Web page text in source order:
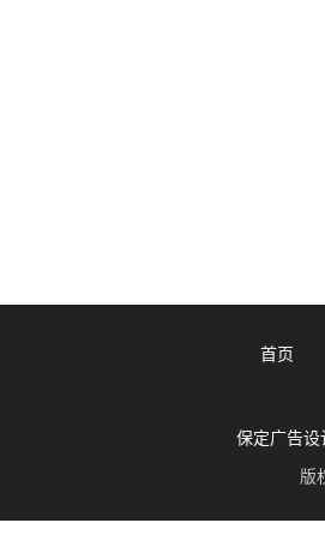
首页
保定广告设
版